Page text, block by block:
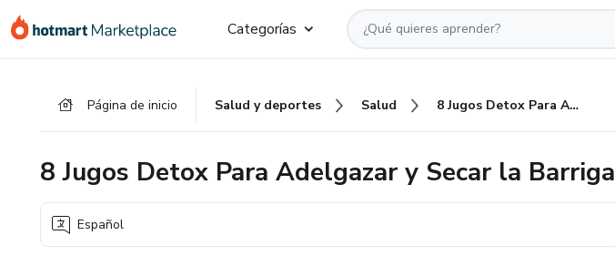
Categorías
Página de inicio Salud y deportes Salud 8 Jugos Detox Para Adelgazar y Secar la Barriga
8 Jugos Detox Para Adelgazar y Secar la Barriga
Español